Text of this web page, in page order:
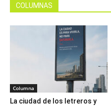
COLUMNAS
Columna
La ciudad de los letreros y